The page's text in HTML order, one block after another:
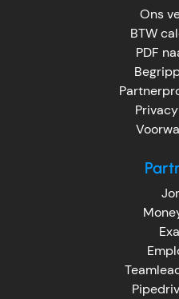
Ons
BTW
PDF